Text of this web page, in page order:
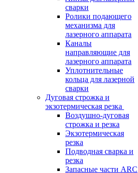
сварки
Ролики подающего
механизма для
лазерного аппарата
Каналы
направляющие для
лазерного аппарата
Уплотнительные
кольца для лазерной
сварки
Дуговая строжка и
экзотермическая резка
Воздушно-дуговая
строжка и резка
Экзотермическая
резка
Подводная сварка и
резка
Запасные части ARC